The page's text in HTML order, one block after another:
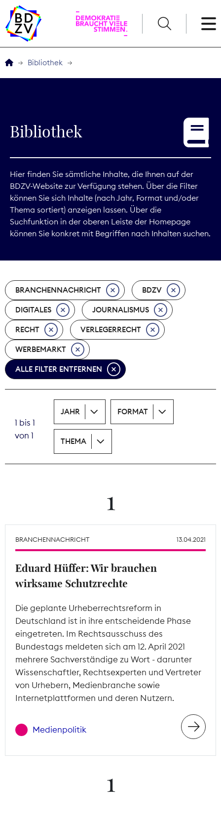
Service
Digitales
Kommunikation
Marktdaten
Nachhaltigkeit
Nachwuchs
Nova Award
Pressefreiheit
Print
Recht
Tarifpolitik
Theodor-Wolff-Preis
Mitgliederbereich
Bibliothek
Bibliothek
Hier finden Sie sämtliche Inhalte, die Ihnen auf der
BDZV-Website zur Verfügung stehen. Über die Filter
können Sie sich Inhalte (nach Jahr, Format und/oder
Thema sortiert) anzeigen lassen. Über die
Suchfunktion in der oberen Leiste der Homepage
können Sie konkret mit Begriffen nach Inhalten suchen.
BRANCHENNACHRICHT BDZV
DIGITALES JOURNALISMUS
RECHT VERLEGERRECHT
WERBEMARKT
ALLE FILTER ENTFERNEN
1 bis 1
von 1
JAHR FORMAT
THEMA
1
BRANCHENNACHRICHT 13.04.2021
Eduard Hüffer: Wir brauchen
wirksame Schutzrechte
Die geplante Urheberrechtsreform in
Deutschland ist in ihre entscheidende Phase
eingetreten. Im Rechtsausschuss des
Bundestags meldeten sich am 12. April 2021
mehrere Sachverständige zu Wort - darunter
Wissenschaftler, Rechtsexperten und Vertreter
von Urhebern, Medienbranche sowie
Internetplattformen und deren Nutzern.
Medienpolitik
1